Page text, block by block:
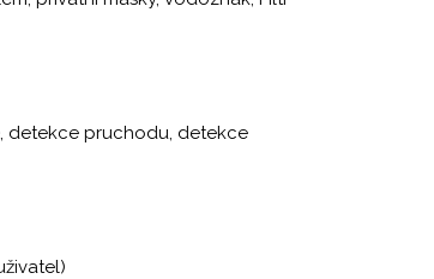
detekce pruchodu, detekce